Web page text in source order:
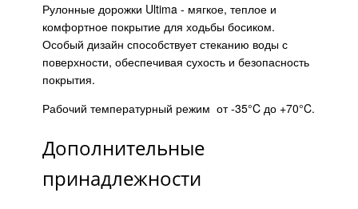
Рулонные дорожки Ultima - мягкое, теплое и
комфортное покрытие для ходьбы босиком.
Особый дизайн способствует стеканию воды с
поверхности, обеспечивая сухость и безопасность
покрытия.
Рабочий температурный режим от -35°C до +70°C.
Дополнительные
принадлежности